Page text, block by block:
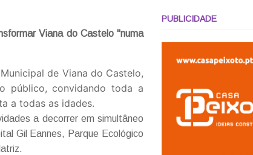
Viana do Castelo "numa
de Viana do Castelo,
público, convidando toda a
a todas as idades.
a decorrer em simultâneo
Gil Eannes, Parque Ecológico
PUBLICIDADE